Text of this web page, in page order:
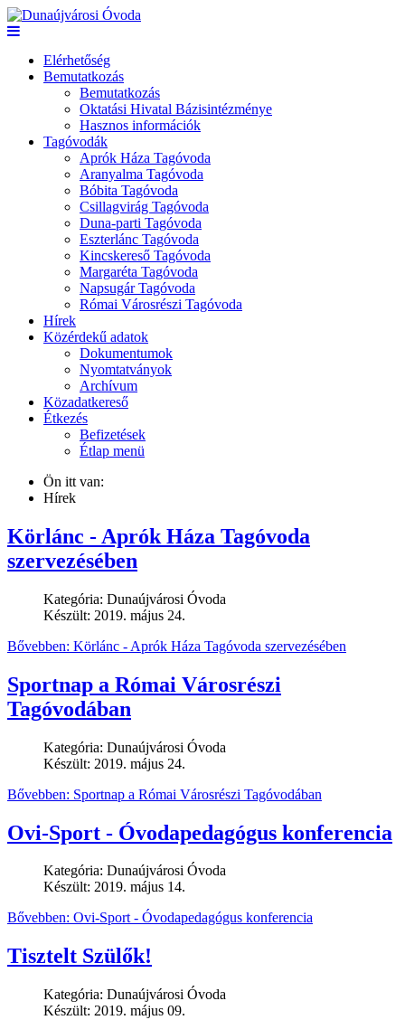
Elérhetőség
Bemutatkozás
Bemutatkozás
Oktatási Hivatal Bázisintézménye
Hasznos információk
Tagóvodák
Aprók Háza Tagóvoda
Aranyalma Tagóvoda
Bóbita Tagóvoda
Csillagvirág Tagóvoda
Duna-parti Tagóvoda
Eszterlánc Tagóvoda
Kincskereső Tagóvoda
Margaréta Tagóvoda
Napsugár Tagóvoda
Római Városrészi Tagóvoda
Hírek
Közérdekű adatok
Dokumentumok
Nyomtatványok
Archívum
Közadatkereső
Étkezés
Befizetések
Étlap menü
Ön itt van:
Hírek
Körlánc - Aprók Háza Tagóvoda
szervezésében
Kategória: Dunaújvárosi Óvoda
Készült: 2019. május 24.
Bővebben: Körlánc - Aprók Háza Tagóvoda szervezésében
Sportnap a Római Városrészi
Tagóvodában
Kategória: Dunaújvárosi Óvoda
Készült: 2019. május 24.
Bővebben: Sportnap a Római Városrészi Tagóvodában
Ovi-Sport - Óvodapedagógus konferencia
Kategória: Dunaújvárosi Óvoda
Készült: 2019. május 14.
Bővebben: Ovi-Sport - Óvodapedagógus konferencia
Tisztelt Szülők!
Kategória: Dunaújvárosi Óvoda
Készült: 2019. május 09.